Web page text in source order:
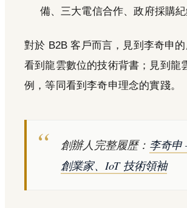
備、三大電信合作、政府採購
對於 B2B 客戶而言，見到李奇申的
看到龍雲數位的技術背書；見到龍
例，等同看到李奇申理念的實踐。
創辦人完整履歷： 李奇
創業家、IoT 技術領袖